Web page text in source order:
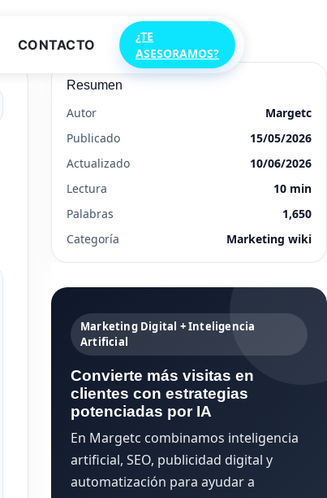
CONTACTO
¿TE
ASESORAMOS?
Resumen
Autor
Margetc
Publicado
15/05/2026
Actualizado
10/06/2026
Lectura
10 min
Palabras
1,650
Categoría
Marketing wiki
Marketing Digital + Inteligencia
Artificial
Convierte más visitas en
clientes con estrategias
potenciadas por IA
En Margetc combinamos inteligencia
artificial, SEO, publicidad digital y
automatización para ayudar a